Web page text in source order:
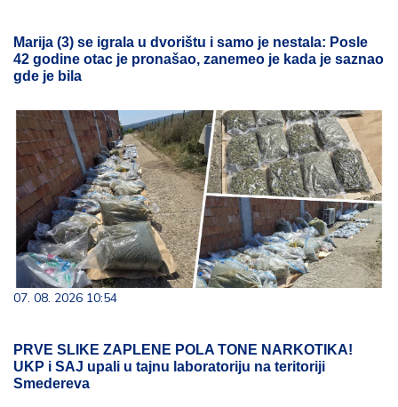
Marija (3) se igrala u dvorištu i samo je nestala: Posle
42 godine otac je pronašao, zanemeo je kada je saznao
gde je bila
07. 08. 2026 10:54
PRVE SLIKE ZAPLENE POLA TONE NARKOTIKA!
UKP i SAJ upali u tajnu laboratoriju na teritoriji
Smedereva